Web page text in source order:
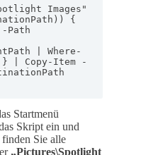
Images"
{
Path
| Where-
} | Copy-Item -
Startmenü
Skript ein und
Sie alle
„Pictures\Spotlight